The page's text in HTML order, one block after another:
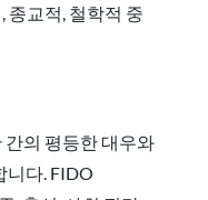
종교적, 철학적 중
의 평등한 대우와
니다. FIDO